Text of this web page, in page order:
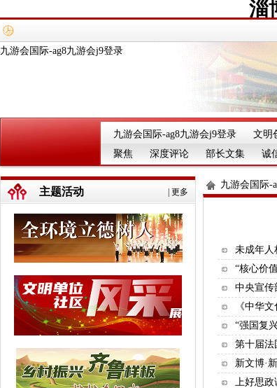
淄
九游会国际-ag8九游会j9登录
九游会国际-ag8九游会j9登录 文明
聚焦
深度评论 部长文集 诚
更多
主题活动
九游会国际-
未成年人
“核心价
中央宣传
《中华
“强国复
第十届法
新文博·
上好思政